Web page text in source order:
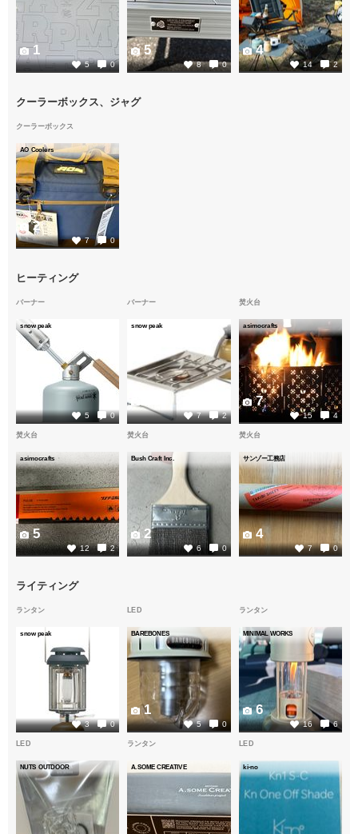
5 0
1
8 0
5
14 2
4
クーラーボックス、ジャグ
クーラーボックス
AO Coolers
7 0
2
ヒーティング
バーナー
snow peak
5 0
バーナー
snow peak
7 2
焚火台
asimocrafts
15 4
7
焚火台
asimocrafts
12 2
5
焚火台
Bush Craft Inc.
6 0
2
焚火台
サンゾー工務店
7 0
4
ライティング
ランタン
snow peak
3 0
LED
BAREBONES
5 0
1
ランタン
MINIMAL WORKS
16 6
6
LED
NUTS OUTDOOR
ランタン
A.SOME CREATIVE
LED
ki-no